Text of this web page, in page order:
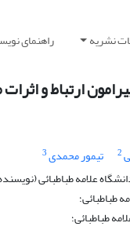
نشریه راهنمای
ارتباط و
2 تیمور محمدی3
علامه طباطبائی
طباطبائی؛
طباطبائی؛